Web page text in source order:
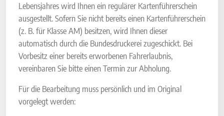
Lebensjahres wird Ihnen ein regulärer Kartenführerschein
ausgestellt. Sofern Sie nicht bereits einen Kartenführerschein
(z. B. für Klasse AM) besitzen, wird Ihnen dieser
automatisch durch die Bundesdruckerei zugeschickt. Bei
Vorbesitz einer bereits erworbenen Fahrerlaubnis,
vereinbaren Sie bitte einen Termin zur Abholung.
Für die Bearbeitung muss persönlich und im Original
vorgelegt werden: